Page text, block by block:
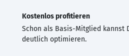
Kostenlos profitieren
Schon als Basis-Mitglied kannst
deutlich optimieren.